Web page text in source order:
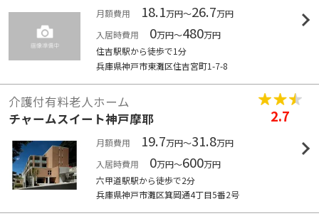
月額費用 18.1万円～26.7万円
入居時費用
0万円～480万円
住吉駅駅から徒歩で1分
兵庫県神戸市東灘区住吉宮町1-7-8
介護付有料老人ホーム
チャームスイート神戸摩耶
2.7
月額費用 19.7万円～31.8万円
入居時費用
0万円～600万円
六甲道駅駅から徒歩で2分
兵庫県神戸市灘区箕岡通4丁目5番2号